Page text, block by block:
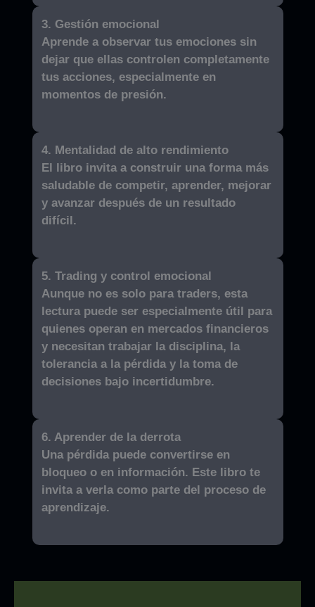
3. Gestión emocional
Aprende a observar tus emociones sin
dejar que ellas controlen completamente
tus acciones, especialmente en
momentos de presión.
4. Mentalidad de alto rendimiento
El libro invita a construir una forma más
saludable de competir, aprender, mejorar
y avanzar después de un resultado
difícil.
5. Trading y control emocional
Aunque no es solo para traders, esta
lectura puede ser especialmente útil para
quienes operan en mercados financieros
y necesitan trabajar la disciplina, la
tolerancia a la pérdida y la toma de
decisiones bajo incertidumbre.
6. Aprender de la derrota
Una pérdida puede convertirse en
bloqueo o en información. Este libro te
invita a verla como parte del proceso de
aprendizaje.